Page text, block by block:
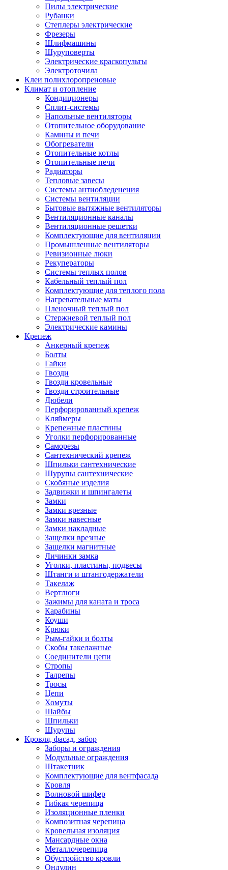
Пилы электрические
Рубанки
Степлеры электрические
Фрезеры
Шлифмашины
Шуруповерты
Электрические краскопульты
Электроточила
Клеи полихлоропреновые
Климат и отопление
Кондиционеры
Сплит-системы
Напольные вентиляторы
Отопительное оборудование
Камины и печи
Обогреватели
Отопительные котлы
Отопительные печи
Радиаторы
Тепловые завесы
Системы антиобледенения
Системы вентиляции
Бытовые вытяжные вентиляторы
Вентиляционные каналы
Вентиляционные решетки
Комплектующие для вентиляции
Промышленные вентиляторы
Ревизионные люки
Рекуператоры
Системы теплых полов
Кабельный теплый пол
Комплектующие для теплого пола
Нагревательные маты
Пленочный теплый пол
Стержневой теплый пол
Электрические камины
Крепеж
Анкерный крепеж
Болты
Гайки
Гвозди
Гвозди кровельные
Гвозди строительные
Дюбели
Перфорированный крепеж
Кляймеры
Крепежные пластины
Уголки перфорированные
Саморезы
Сантехнический крепеж
Шпильки сантехнические
Шурупы сантехнические
Скобяные изделия
Задвижки и шпингалеты
Замки
Замки врезные
Замки навесные
Замки накладные
Защелки врезные
Защелки магнитные
Личинки замка
Уголки, пластины, подвесы
Штанги и штангодержатели
Такелаж
Вертлюги
Зажимы для каната и троса
Карабины
Коуши
Крюки
Рым-гайки и болты
Скобы такелажные
Соединители цепи
Стропы
Талрепы
Тросы
Цепи
Хомуты
Шайбы
Шпильки
Шурупы
Кровля, фасад, забор
Заборы и ограждения
Модульные ограждения
Штакетник
Комплектующие для вентфасада
Кровля
Волновой шифер
Гибкая черепица
Изоляционные пленки
Композитная черепица
Кровельная изоляция
Мансардные окна
Металлочерепица
Обустройство кровли
Ондулин